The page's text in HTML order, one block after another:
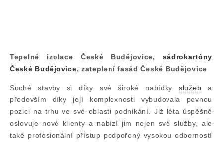
Tepelné izolace České Budějovice,sádrokartóny
České Budějovice, zateplení fasád České Budějovice
Suché stavby si díky své široké nabídkyslužeb a
především díky její komplexnosti vybudovala pevnou
pozici na trhu ve své oblasti podnikání. Již léta úspěšně
oslovuje nové klienty a nabízí jim nejen své služby, ale
také profesionální přístup podpořený vysokou odborností